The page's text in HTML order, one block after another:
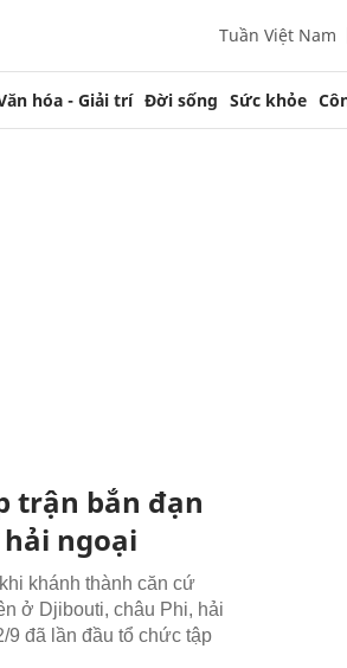
Tuần Việt Nam
hóa - Giải trí Đời sống Sức khỏe
trận bắn đạn
ngoại
khánh thành căn cứ
ở Djibouti, châu Phi, hải
9 đã lần đầu tổ chức tập